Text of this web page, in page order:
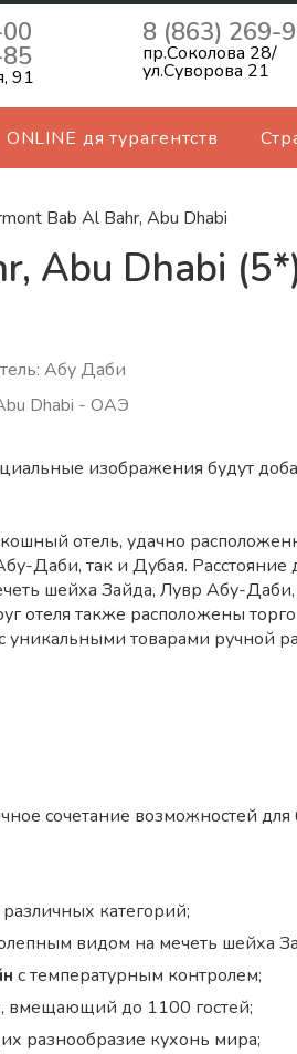
91
8 (863) 269-
пр.Соколова 28/
ул.Суворова 21
ONLINE дя турагентств
Bab Al Bahr, Abu Dhabi
Abu Dhabi
Абу Даби
Dhabi - ОАЭ
изображения будут
отель, удачно
Даби, так и Дубая.
шейха Зайда, Лувр Абу-
отеля также расположены
товарами ручной
сочетание возможностей
различных категорий;
видом на мечеть шейха
с температурным контролем;
, вмещающий до 1100 гостей;
разнообразие кухонь мира;